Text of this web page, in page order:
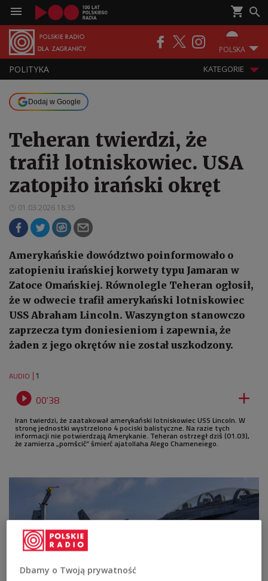
POLSKA
POLITYKA KATEGORIE
Dodaj w Google
Teheran twierdzi, że
trafił lotniskowiec. USA
zatopiło irański okręt
01.03.2026 18:35
Amerykańskie dowództwo poinformowało o
zatopieniu irańskiej korwety typu Jamaran w
Zatoce Omańskiej. Równolegle Teheran ogłosił,
że w odwecie trafił amerykański lotniskowiec
USS Abraham Lincoln. Waszyngton stanowczo
zaprzecza tym doniesieniom i zapewnia, że
żaden z jego okrętów nie został uszkodzony.
AUDIO 1
 00'38 
Iran twierdzi, że zaatakował amerykański lotniskowiec USS Lincoln. W
stronę jednostki wystrzelono 4 pociski balistyczne. Na razie tych
informacji nie potwierdzają Amerykanie. Teheran ostrzegł dziś (01.03),
że zamierza „pomścić” śmierć ajatollaha Alego Chameneiego.
Dbamy o Twoją prywatność